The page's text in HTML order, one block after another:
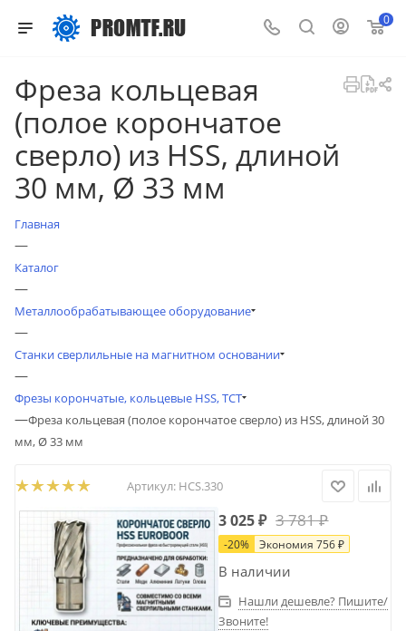
0
Фреза кольцевая
(полое корончатое
сверло) из HSS, длиной
30 мм, Ø 33 мм
Главная
—
Каталог
—
Металлообрабатывающее оборудование
—
Станки сверлильные на магнитном основании
—
Фрезы корончатые, кольцевые HSS, TCT
—Фреза кольцевая (полое корончатое сверло) из HSS, длиной 30
мм, Ø 33 мм
Артикул: HCS.330
3 025₽ 3 781₽
-20% Экономия756₽
В наличии
Нашли дешевле? Пишите/
Звоните!